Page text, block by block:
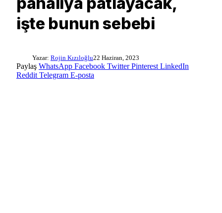
işte bunun sebebi
Yazar: Rojin Kızıloğlu22 Haziran, 2023
Paylaş WhatsApp Facebook Twitter Pinterest LinkedIn
Reddit Telegram E-posta